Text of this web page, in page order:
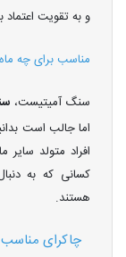
و به تقویت
مناسب برای چه
سنگ آمیتیست،
اما جالب است
افراد متولد
کسانی که به
هستند.
چاکرای